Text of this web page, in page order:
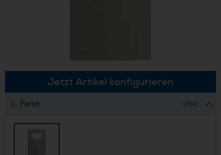
Jetzt Artikel konfigurieren
1. Farbe silber